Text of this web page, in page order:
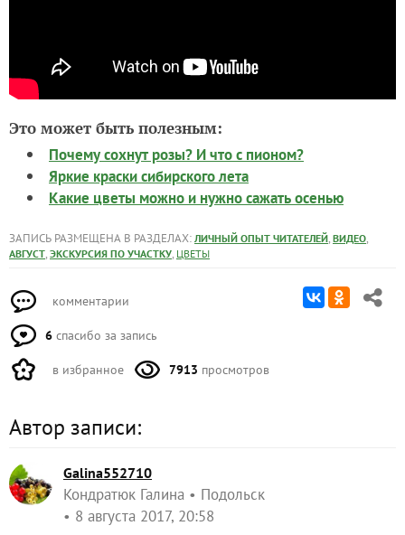
Это может быть полезным:
Почему сохнут розы? И что с пионом?
Яркие краски сибирского лета
Какие цветы можно и нужно сажать осенью
ЗАПИСЬ РАЗМЕЩЕНА В РАЗДЕЛАХ: ЛИЧНЫЙ ОПЫТ ЧИТАТЕЛЕЙ, ВИДЕО,
АВГУСТ, ЭКСКУРСИЯ ПО УЧАСТКУ, ЦВЕТЫ
комментарии
6 спасибо за запись
в избранное 7913 просмотров
Автор записи:
Galina552710
Кондратюк Галина
Подольск
8 августа 2017, 20:58